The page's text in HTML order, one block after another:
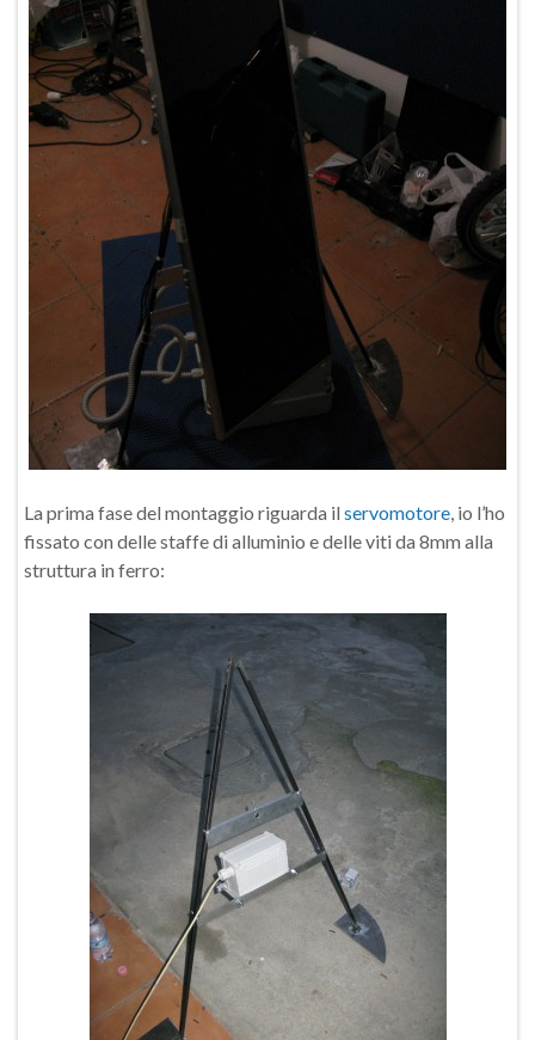
La prima fase del montaggio riguarda il servomotore, io l’ho
fissato con delle staffe di alluminio e delle viti da 8mm alla
struttura in ferro: